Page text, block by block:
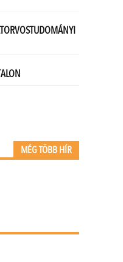
MÉG TÖBB HÍR